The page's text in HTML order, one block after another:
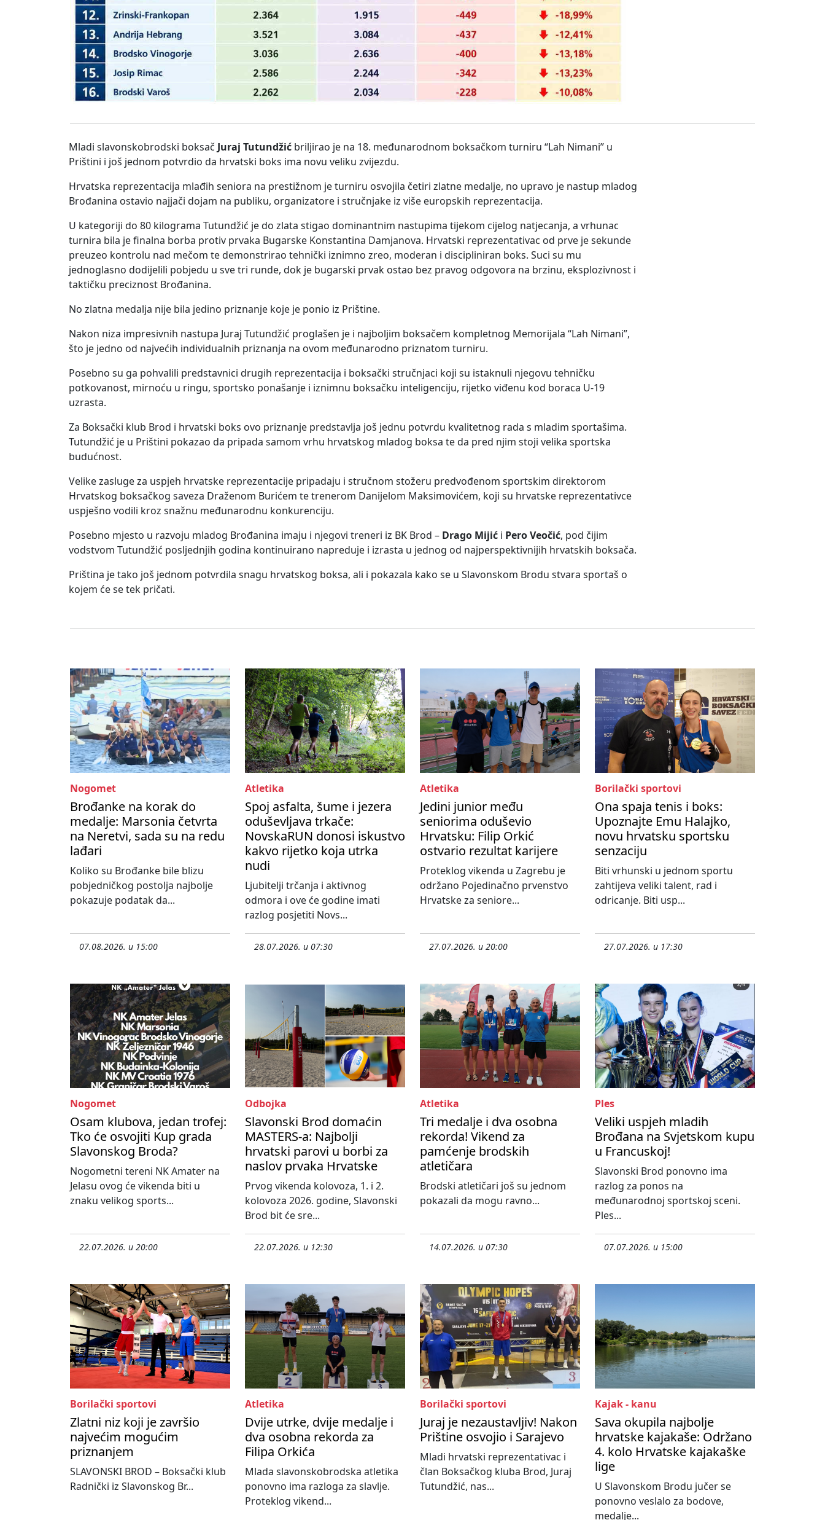
Mladi slavonskobrodski boksač Juraj Tutundžić briljirao je na 18. međunarodnom boksačkom turniru “Lah Nimani” u
Prištini i još jednom potvrdio da hrvatski boks ima novu veliku zvijezdu.
Hrvatska reprezentacija mlađih seniora na prestižnom je turniru osvojila četiri zlatne medalje, no upravo je nastup mladog
Brođanina ostavio najjači dojam na publiku, organizatore i stručnjake iz više europskih reprezentacija.
U kategoriji do 80 kilograma Tutundžić je do zlata stigao dominantnim nastupima tijekom cijelog natjecanja, a vrhunac
turnira bila je finalna borba protiv prvaka Bugarske Konstantina Damjanova. Hrvatski reprezentativac od prve je sekunde
preuzeo kontrolu nad mečom te demonstrirao tehnički iznimno zreo, moderan i discipliniran boks. Suci su mu
jednoglasno dodijelili pobjedu u sve tri runde, dok je bugarski prvak ostao bez pravog odgovora na brzinu, eksplozivnost i
taktičku preciznost Brođanina.
No zlatna medalja nije bila jedino priznanje koje je ponio iz Prištine.
Nakon niza impresivnih nastupa Juraj Tutundžić proglašen je i najboljim boksačem kompletnog Memorijala “Lah Nimani”,
što je jedno od najvećih individualnih priznanja na ovom međunarodno priznatom turniru.
Posebno su ga pohvalili predstavnici drugih reprezentacija i boksački stručnjaci koji su istaknuli njegovu tehničku
potkovanost, mirnoću u ringu, sportsko ponašanje i iznimnu boksačku inteligenciju, rijetko viđenu kod boraca U-19
uzrasta.
Za Boksački klub Brod i hrvatski boks ovo priznanje predstavlja još jednu potvrdu kvalitetnog rada s mladim sportašima.
Tutundžić je u Prištini pokazao da pripada samom vrhu hrvatskog mladog boksa te da pred njim stoji velika sportska
budućnost.
Velike zasluge za uspjeh hrvatske reprezentacije pripadaju i stručnom stožeru predvođenom sportskim direktorom
Hrvatskog boksačkog saveza Draženom Burićem te trenerom Danijelom Maksimovićem, koji su hrvatske reprezentativce
uspješno vodili kroz snažnu međunarodnu konkurenciju.
Posebno mjesto u razvoju mladog Brođanina imaju i njegovi treneri iz BK Brod – Drago Mijić i Pero Veočić, pod čijim
vodstvom Tutundžić posljednjih godina kontinuirano napreduje i izrasta u jednog od najperspektivnijih hrvatskih boksača.
Priština je tako još jednom potvrdila snagu hrvatskog boksa, ali i pokazala kako se u Slavonskom Brodu stvara sportaš o
kojem će se tek pričati.
Nogomet
Brođanke na korak do
medalje: Marsonia četvrta
na Neretvi, sada su na redu
lađari
Koliko su Brođanke bile blizu
pobjedničkog postolja najbolje
pokazuje podatak da...
07.08.2026. u 15:00
Atletika
Spoj asfalta, šume i jezera
oduševljava trkače:
NovskaRUN donosi iskustvo
kakvo rijetko koja utrka
nudi
Ljubitelji trčanja i aktivnog
odmora i ove će godine imati
razlog posjetiti Novs...
28.07.2026. u 07:30
Atletika
Jedini junior među
seniorima oduševio
Hrvatsku: Filip Orkić
ostvario rezultat karijere
Proteklog vikenda u Zagrebu je
održano Pojedinačno prvenstvo
Hrvatske za seniore...
27.07.2026. u 20:00
Borilački sportovi
Ona spaja tenis i boks:
Upoznajte Emu Halajko,
novu hrvatsku sportsku
senzaciju
Biti vrhunski u jednom sportu
zahtijeva veliki talent, rad i
odricanje. Biti usp...
27.07.2026. u 17:30
Nogomet
Osam klubova, jedan trofej:
Tko će osvojiti Kup grada
Slavonskog Broda?
Nogometni tereni NK Amater na
Jelasu ovog će vikenda biti u
znaku velikog sports...
22.07.2026. u 20:00
Odbojka
Slavonski Brod domaćin
MASTERS-a: Najbolji
hrvatski parovi u borbi za
naslov prvaka Hrvatske
Prvog vikenda kolovoza, 1. i 2.
kolovoza 2026. godine, Slavonski
Brod bit će sre...
22.07.2026. u 12:30
Atletika
Tri medalje i dva osobna
rekorda! Vikend za
pamćenje brodskih
atletičara
Brodski atletičari još su jednom
pokazali da mogu ravno...
14.07.2026. u 07:30
Ples
Veliki uspjeh mladih
Brođana na Svjetskom kupu
u Francuskoj!
Slavonski Brod ponovno ima
razlog za ponos na
međunarodnoj sportskoj sceni.
Ples...
07.07.2026. u 15:00
Borilački sportovi
Zlatni niz koji je završio
najvećim mogućim
priznanjem
SLAVONSKI BROD – Boksački klub
Radnički iz Slavonskog Br...
Atletika
Dvije utrke, dvije medalje i
dva osobna rekorda za
Filipa Orkića
Mlada slavonskobrodska atletika
ponovno ima razloga za slavlje.
Proteklog vikend...
Borilački sportovi
Juraj je nezaustavljiv! Nakon
Prištine osvojio i Sarajevo
Mladi hrvatski reprezentativac i
član Boksačkog kluba Brod, Juraj
Tutundžić, nas...
Kajak - kanu
Sava okupila najbolje
hrvatske kajakaše: Održano
4. kolo Hrvatske kajakaške
lige
U Slavonskom Brodu jučer se
ponovno veslalo za bodove,
medalje...